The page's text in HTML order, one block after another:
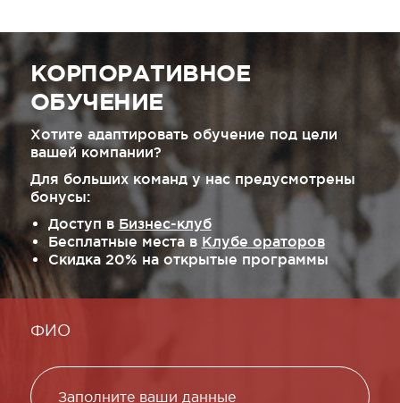
КОРПОРАТИВНОЕ
ОБУЧЕНИЕ
Хотите адаптировать обучение под цели
вашей компании?
Для больших команд у нас предусмотрены
бонусы:
Доступ в Бизнес-клуб
Бесплатные места в Клубе ораторов
Скидка 20% на открытые программы
ФИО